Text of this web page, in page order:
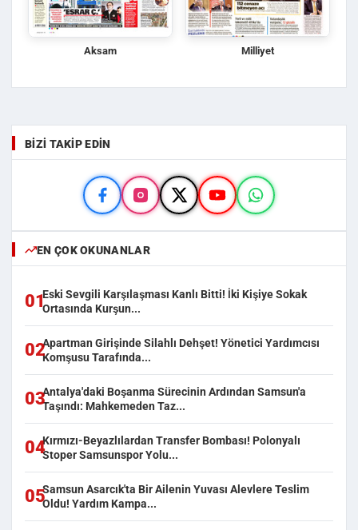
Aksam Milliyet
BIZI TAKIP EDIN
EN ÇOK OKUNANLAR
01Eski Sevgili Karşılaşması Kanlı Bitti! İki Kişiye Sokak
Ortasında Kurşun...
02Apartman Girişinde Silahlı Dehşet! Yönetici Yardımcısı
Komşusu Tarafında...
03Antalya'daki Boşanma Sürecinin Ardından Samsun'a
Taşındı: Mahkemeden Taz...
04Kırmızı-Beyazlılardan Transfer Bombası! Polonyalı
Stoper Samsunspor Yolu...
05Samsun Asarcık'ta Bir Ailenin Yuvası Alevlere Teslim
Oldu! Yardım Kampa...